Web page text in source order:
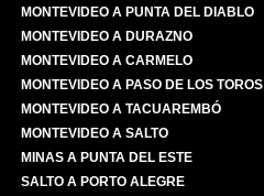
MONTEVIDEO A PUNTA DEL DIABLO
MONTEVIDEO A DURAZNO
MONTEVIDEO A CARMELO
MONTEVIDEO A PASO DE LOS TOROS
MONTEVIDEO A TACUAREMBÓ
MONTEVIDEO A SALTO
MINAS A PUNTA DEL ESTE
SALTO A PORTO ALEGRE